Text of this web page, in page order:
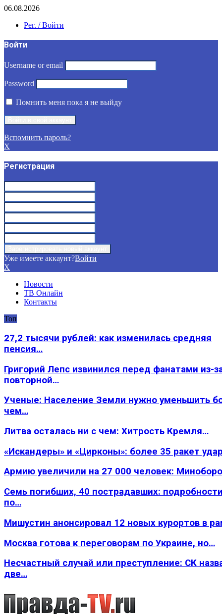
06.08.2026
Рег. / Войти
Войти
Username or email
Password
Помнить меня пока я не выйду
Вспомнить пароль?
X
Регистрация
Уже имеете аккаунт?Войти
X
Новости
ТВ Онлайн
Контакты
Топ
27,2 тысячи рублей: как изменилась средняя
пенсия…
Григорий Лепс извинился перед фанатами из-
повторной…
Ученые: Население Земли нужно уменьшить
чем…
Литва осталась ни с чем: Хитрость Кремля…
«Искандеры» и «Цирконы»: более 35 ракет
Армию увеличили на 27 000 человек:
Семь погибших, 40 пострадавших:
по…
Мишустин анонсировал 12 новых курортов в
Москва готова к переговорам по Украине, но…
Несчастный случай или преступление: СК
две…